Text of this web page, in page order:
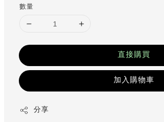
數量
直接購買
加入購物車
分享